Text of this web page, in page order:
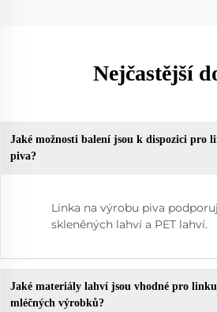
Nejčastější
Jaké možnosti balení jsou k dispozici pro
piva?
Linka na výrobu piva
skleněných lahví a PET lahví.
Jaké materiály lahví jsou vhodné pro
mléčných výrobků?